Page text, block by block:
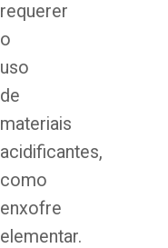
requerer
o
uso
de
materiais
acidificantes,
como
enxofre
elementar.